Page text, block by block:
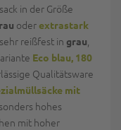
in der Größe
oderextrastark
reißfest in grau
Eco blau, 180
Qualitätsware
mit
hohes
mit hoher